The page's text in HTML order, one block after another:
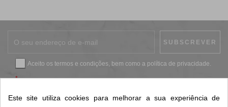
Aceito os termos e condições, bem como a política de privacidade.
*
Este site utiliza cookies para melhorar a sua experiência de